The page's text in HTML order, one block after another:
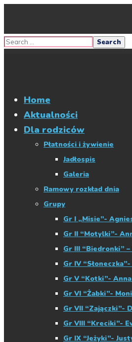
Home
Aktualności
Dla rodziców
Płatności i żywienie
Jadłospis
Galeria
Ramowy rozkład dnia
Grupy
Gr I „Misie”-
Gr II “Motylki”-
Gr III “Biedronki”
Gr IV
Gr V “Kotki”-
Gr VI “Żabki”-
Gr VII “Zajączki”-
Gr VIII “Kreciki”-
Gr IX “Jeżyki”-